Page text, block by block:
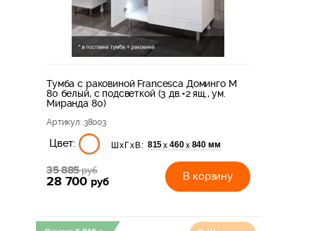
Тумба с раковиной Francesca Доминго М
80 белый, с подсветкой (3 дв.+2 ящ., ум.
Миранда 80)
Артикул: 38003
Цвет: ШхГхВ: 815х 460х 840 мм
35 885руб
28 700 руб В корзину